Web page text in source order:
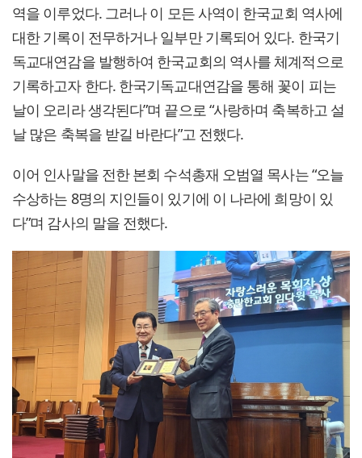
역을 이루었다. 그러나 이 모든 사역이 한국교회 역사에
대한 기록이 전무하거나 일부만 기록되어 있다. 한국기
독교대연감을 발행하여 한국교회의 역사를 체계적으로
기록하고자 한다. 한국기독교대연감을 통해 꽃이 피는
날이 오리라 생각된다”며 끝으로 “사랑하며 축복하고 설
날 많은 축복을 받길 바란다”고 전했다.
이어 인사말을 전한 본회 수석총재 오범열 목사는 “오늘
수상하는 8명의 지인들이 있기에 이 나라에 희망이 있
다”며 감사의 말을 전했다.